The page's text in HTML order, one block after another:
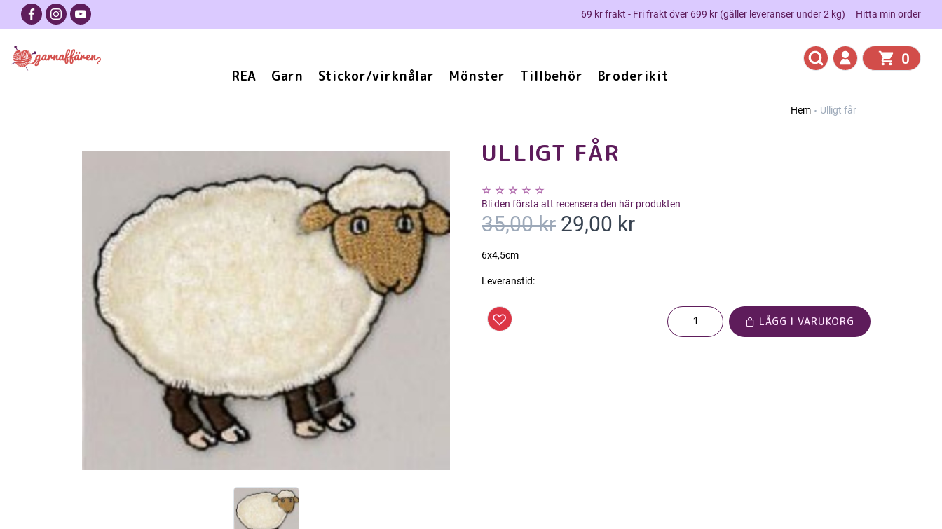
69 kr frakt - Fri frakt över 699 kr (gäller leveranser under 2 kg) Hitta min order
REA Garn Stickor/virknålar Mönster Tillbehör Broderikit
0
Hem Ulligt får
ULLIGT FÅR
Bli den första att recensera den här produkten
35,00 kr 29,00 kr
6x4,5cm
Leveranstid:
LÄGG I VARUKORG